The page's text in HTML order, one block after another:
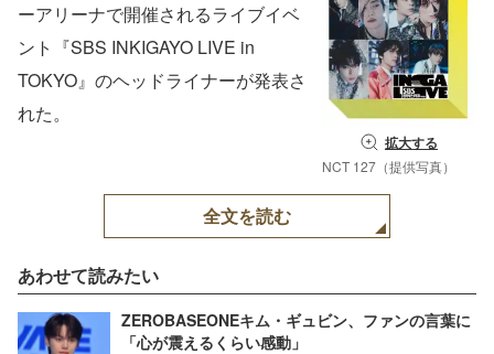
拡大する
NCT 127（提供写真）
ーアリーナで開催されるライブイベ
ント『SBS INKIGAYO LIVE in
TOKYO』のヘッドライナーが発表さ
れた。
全文を読む
あわせて読みたい
ZEROBASEONEキム・ギュビン、ファンの言葉に
「心が震えるくらい感動」